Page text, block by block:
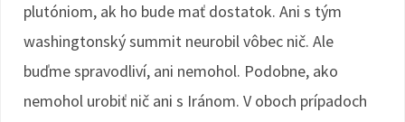
plutóniom, ak ho bude mať dostatok. Ani s tým
washingtonský summit neurobil vôbec nič. Ale
buďme spravodliví, ani nemohol. Podobne, ako
nemohol urobiť nič ani s Iránom. V oboch prípadoch